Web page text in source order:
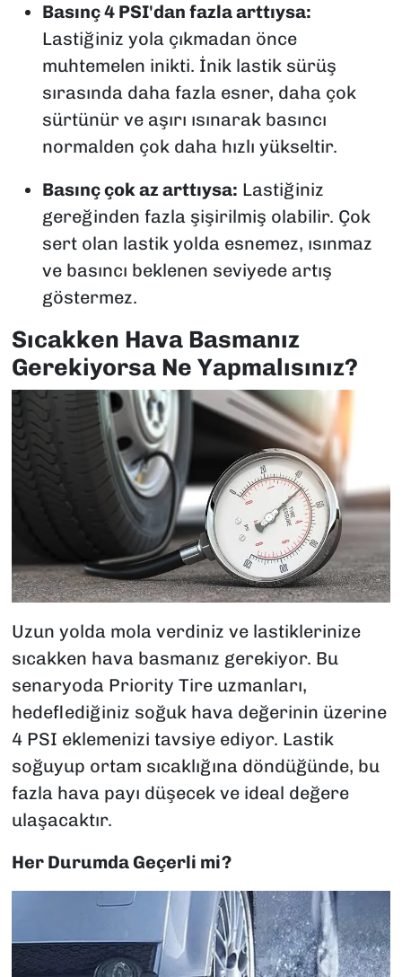
Basınç 4 PSI'dan fazla arttıysa:
Lastiğiniz yola çıkmadan önce
muhtemelen inikti. İnik lastik sürüş
sırasında daha fazla esner, daha çok
sürtünür ve aşırı ısınarak basıncı
normalden çok daha hızlı yükseltir.
Basınç çok az arttıysa: Lastiğiniz
gereğinden fazla şişirilmiş olabilir. Çok
sert olan lastik yolda esnemez, ısınmaz
ve basıncı beklenen seviyede artış
göstermez.
Sıcakken Hava Basmanız
Gerekiyorsa Ne Yapmalısınız?
Uzun yolda mola verdiniz ve lastiklerinize
sıcakken hava basmanız gerekiyor. Bu
senaryoda Priority Tire uzmanları,
hedeflediğiniz soğuk hava değerinin üzerine
4 PSI eklemenizi tavsiye ediyor. Lastik
soğuyup ortam sıcaklığına döndüğünde, bu
fazla hava payı düşecek ve ideal değere
ulaşacaktır.
Her Durumda Geçerli mi?